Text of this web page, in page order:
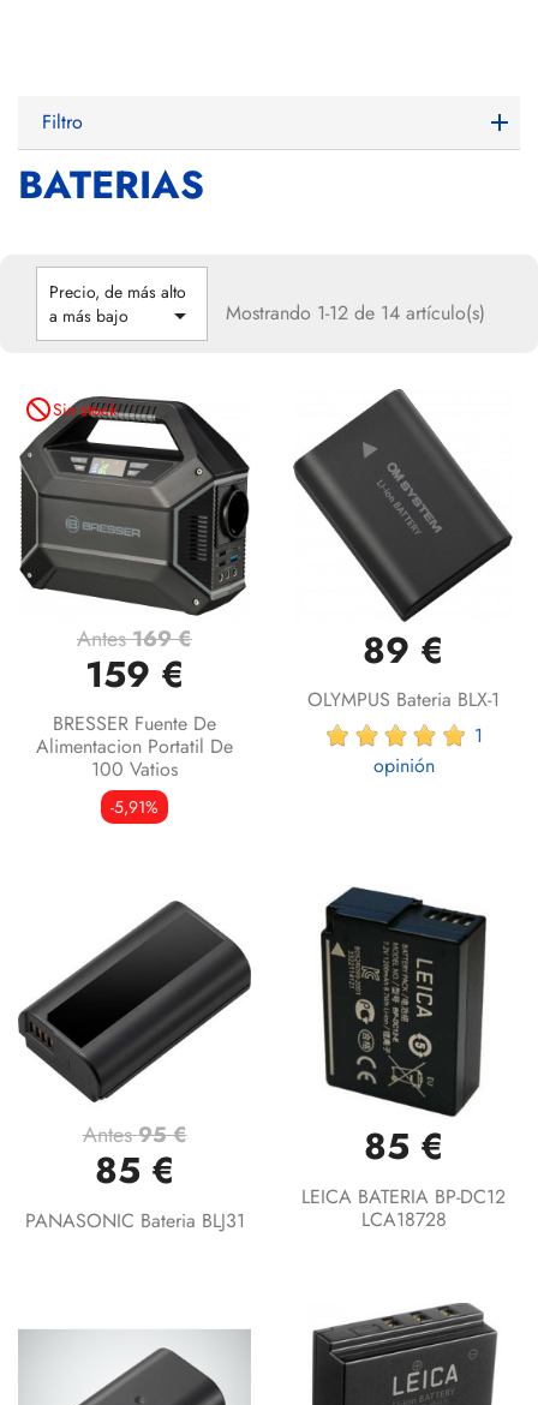
Filtro
BATERIAS
Precio, de más alto
a más bajo
 Mostrando 1-12 de 14 artículo(s)
not_interestedSin stock
Antes169 €
159 €
BRESSER Fuente De
Alimentacion Portatil De
100 Vatios
-5,91%
89 €
OLYMPUS Bateria BLX-1
1
opinión
Antes95 €
85 €
PANASONIC Bateria BLJ31
85 €
LEICA BATERIA BP-DC12
LCA18728